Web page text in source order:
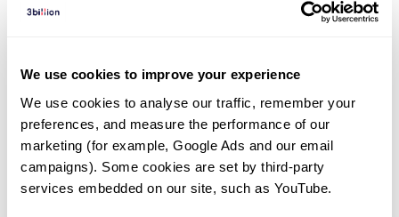
We use cookies to improve your experience
We use cookies to analyse our traffic, remember your
preferences, and measure the performance of our
marketing (for example, Google Ads and our email
campaigns). Some cookies are set by third-party
services embedded on our site, such as YouTube.
AI 알고리즘이 재분석에 활용됩니다.
유의미한 재분석결과 제공
재분석을 통해 임상적으로 유의미한 결과가 확인될 때 새로운 결과지
를 발행해 드립니다.